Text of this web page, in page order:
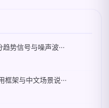
势信号与噪声波···
架与中文场景说···